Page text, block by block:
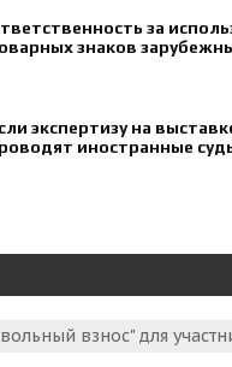
за
знаков
экспертизу на
иностранные
взнос" для